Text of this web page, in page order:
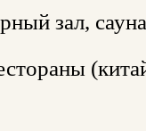
зал,